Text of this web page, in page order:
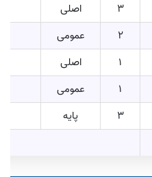
3
اصلی
2
عمومی
1
اصلی
1
عمومی
3
پایه